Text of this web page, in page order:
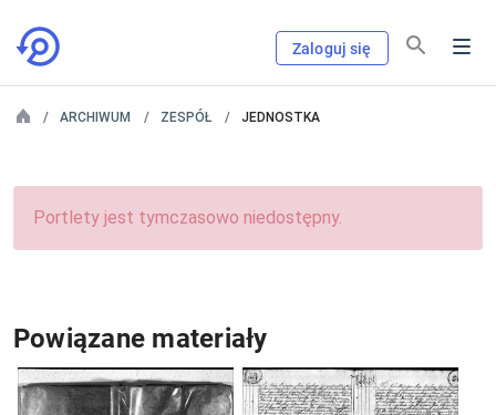
Zaloguj się
ARCHIWUM ZESPÓŁ JEDNOSTKA
Portlety jest tymczasowo niedostępny.
Powiązane materiały